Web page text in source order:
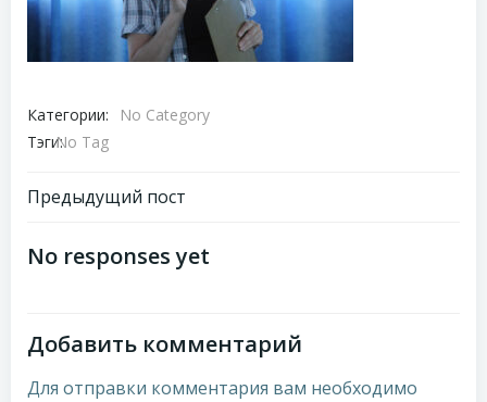
Категории:
No Category
Тэги:No Tag
Навигация
по
Предыдущий пост
No responses yet
Добавить комментарий
Для отправки комментария вам необходимо